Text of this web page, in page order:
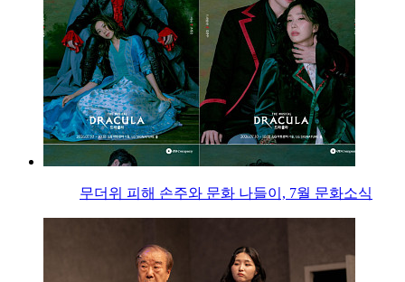
무더위 피해 손주와 문화 나들이, 7월 문화소식